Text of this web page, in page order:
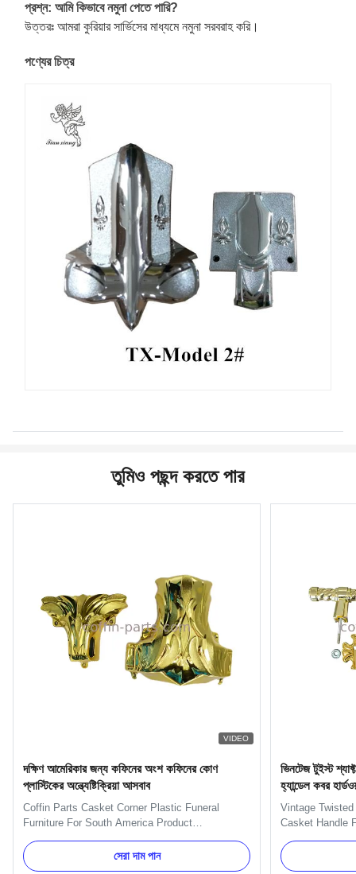
প্রশ্ন: আমি কিভাবে নমুনা পেতে পারি?
উত্তরঃ আমরা কুরিয়ার সার্ভিসের মাধ্যমে নমুনা সরবরাহ করি।
পণ্যের চিত্র
তুমিও পছন্দ করতে পার
VIDEO
দক্ষিণ আমেরিকার জন্য কফিনের অংশ কফিনের কোণ
প্লাস্টিকের অন্ত্যেষ্টিক্রিয়া আসবাব
Coffin Parts Casket Corner Plastic Funeral
Furniture For South America Product
Specifications Color Gold, Silver, Copper Model
Number Corner 1# Type Adult Place of Origin
Zhejiang, China Payment Mode T/T, Western
সেরা দাম পান
ভিনটেজ টুইস্ট
হ্যান্ডেল কবর
Vintage
Casket Handle
Handle ABS
Handle with
plastc as a set,